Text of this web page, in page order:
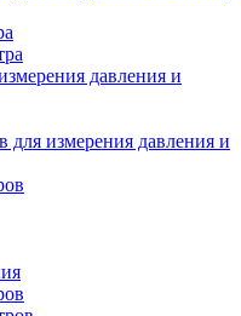
давления и
для измерения давления и